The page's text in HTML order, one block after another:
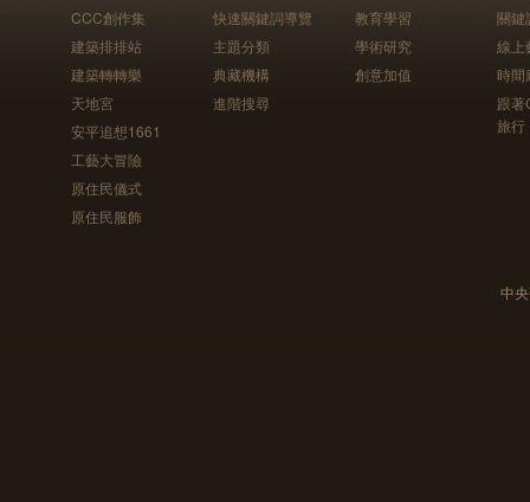
CCC創作集
建築排排站
建築轉轉樂
天地宮
安平追想1661
工藝大冒險
原住民儀式
原住民服飾
快速關鍵詞導覽
主題分類
典藏機構
進階搜尋
教育學習
學術研究
創意加值
關鍵
線上
時間
跟
旅行
中